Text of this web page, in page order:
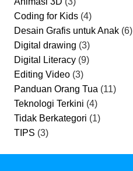
Coding for Kids (4)
Desain Grafis untuk Anak (6)
Digital drawing (3)
Digital Literacy (9)
Editing Video (3)
Panduan Orang Tua (11)
Teknologi Terkini (4)
Tidak Berkategori (1)
TIPS (3)